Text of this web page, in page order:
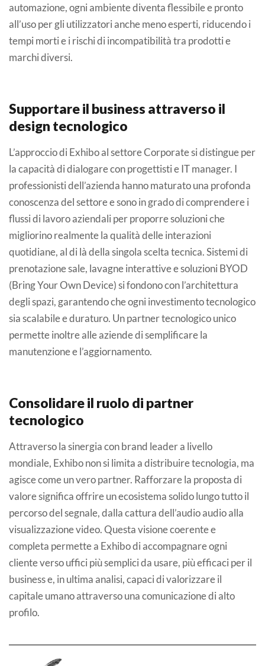
automazione, ogni ambiente diventa flessibile e pronto
all’uso per gli utilizzatori anche meno esperti, riducendo i
tempi morti e i rischi di incompatibilità tra prodotti e
marchi diversi.
Supportare il business attraverso il
design tecnologico
L’approccio di Exhibo al settore Corporate si distingue per
la capacità di dialogare con progettisti e IT manager. I
professionisti dell’azienda hanno maturato una profonda
conoscenza del settore e sono in grado di comprendere i
flussi di lavoro aziendali per proporre soluzioni che
migliorino realmente la qualità delle interazioni
quotidiane, al di là della singola scelta tecnica. Sistemi di
prenotazione sale, lavagne interattive e soluzioni BYOD
(Bring Your Own Device) si fondono con l’architettura
degli spazi, garantendo che ogni investimento tecnologico
sia scalabile e duraturo. Un partner tecnologico unico
permette inoltre alle aziende di semplificare la
manutenzione e l’aggiornamento.
Consolidare il ruolo di partner
tecnologico
Attraverso la sinergia con brand leader a livello
mondiale, Exhibo non si limita a distribuire tecnologia, ma
agisce come un vero partner. Rafforzare la proposta di
valore significa offrire un ecosistema solido lungo tutto il
percorso del segnale, dalla cattura dell’audio audio alla
visualizzazione video. Questa visione coerente e
completa permette a Exhibo di accompagnare ogni
cliente verso uffici più semplici da usare, più efficaci per il
business e, in ultima analisi, capaci di valorizzare il
capitale umano attraverso una comunicazione di alto
profilo.